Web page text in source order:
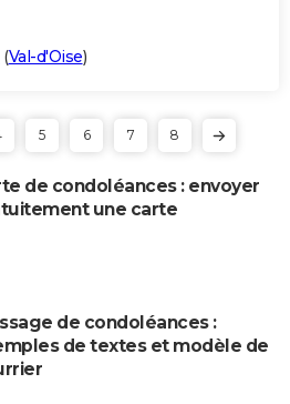
(Val-d'Oise)
5 6 7 8
de condoléances : envoyer
une carte
de condoléances :
de textes et modèle de